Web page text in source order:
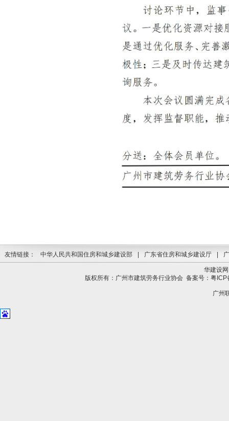
友情链接： 中华人民共和国住房和城乡建设部 广东省住房和城乡建设厅
华建设网
版权所有：广州市建筑劳务行业协会备案号：粤
广州